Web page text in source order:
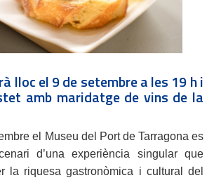
lloc el 9 de setembre a les 19 h i
amb maridatge de vins de la
el Museu del Port de Tarragona es
d’una experiència singular que
la riquesa gastronòmica i cultural del